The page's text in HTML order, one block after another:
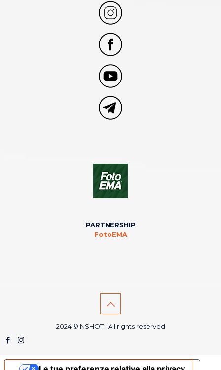
PARTNERSHIP
FotoEMA
2024 © NSHOT | All rights reserved